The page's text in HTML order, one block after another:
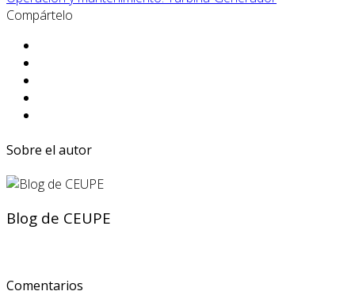
Compártelo
Sobre el autor
Blog de CEUPE
Comentarios